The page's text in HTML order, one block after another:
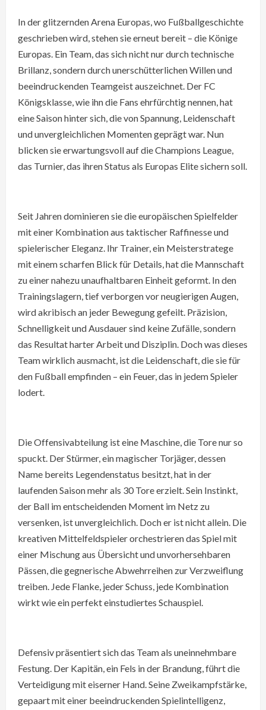
In der glitzernden Arena Europas, wo Fußballgeschichte
geschrieben wird, stehen sie erneut bereit – die Könige
Europas. Ein Team, das sich nicht nur durch technische
Brillanz, sondern durch unerschütterlichen Willen und
beeindruckenden Teamgeist auszeichnet. Der FC
Königsklasse, wie ihn die Fans ehrfürchtig nennen, hat
eine Saison hinter sich, die von Spannung, Leidenschaft
und unvergleichlichen Momenten geprägt war. Nun
blicken sie erwartungsvoll auf die Champions League,
das Turnier, das ihren Status als Europas Elite sichern soll.
Seit Jahren dominieren sie die europäischen Spielfelder
mit einer Kombination aus taktischer Raffinesse und
spielerischer Eleganz. Ihr Trainer, ein Meisterstratege
mit einem scharfen Blick für Details, hat die Mannschaft
zu einer nahezu unaufhaltbaren Einheit geformt. In den
Trainingslagern, tief verborgen vor neugierigen Augen,
wird akribisch an jeder Bewegung gefeilt. Präzision,
Schnelligkeit und Ausdauer sind keine Zufälle, sondern
das Resultat harter Arbeit und Disziplin. Doch was dieses
Team wirklich ausmacht, ist die Leidenschaft, die sie für
den Fußball empfinden – ein Feuer, das in jedem Spieler
lodert.
Die Offensivabteilung ist eine Maschine, die Tore nur so
spuckt. Der Stürmer, ein magischer Torjäger, dessen
Name bereits Legendenstatus besitzt, hat in der
laufenden Saison mehr als 30 Tore erzielt. Sein Instinkt,
der Ball im entscheidenden Moment im Netz zu
versenken, ist unvergleichlich. Doch er ist nicht allein. Die
kreativen Mittelfeldspieler orchestrieren das Spiel mit
einer Mischung aus Übersicht und unvorhersehbaren
Pässen, die gegnerische Abwehrreihen zur Verzweiflung
treiben. Jede Flanke, jeder Schuss, jede Kombination
wirkt wie ein perfekt einstudiertes Schauspiel.
Defensiv präsentiert sich das Team als uneinnehmbare
Festung. Der Kapitän, ein Fels in der Brandung, führt die
Verteidigung mit eiserner Hand. Seine Zweikampfstärke,
gepaart mit einer beeindruckenden Spielintelligenz,